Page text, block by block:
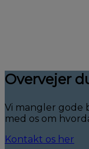
Overvejer
Vi mangler gode
med os om
Kontakt os her